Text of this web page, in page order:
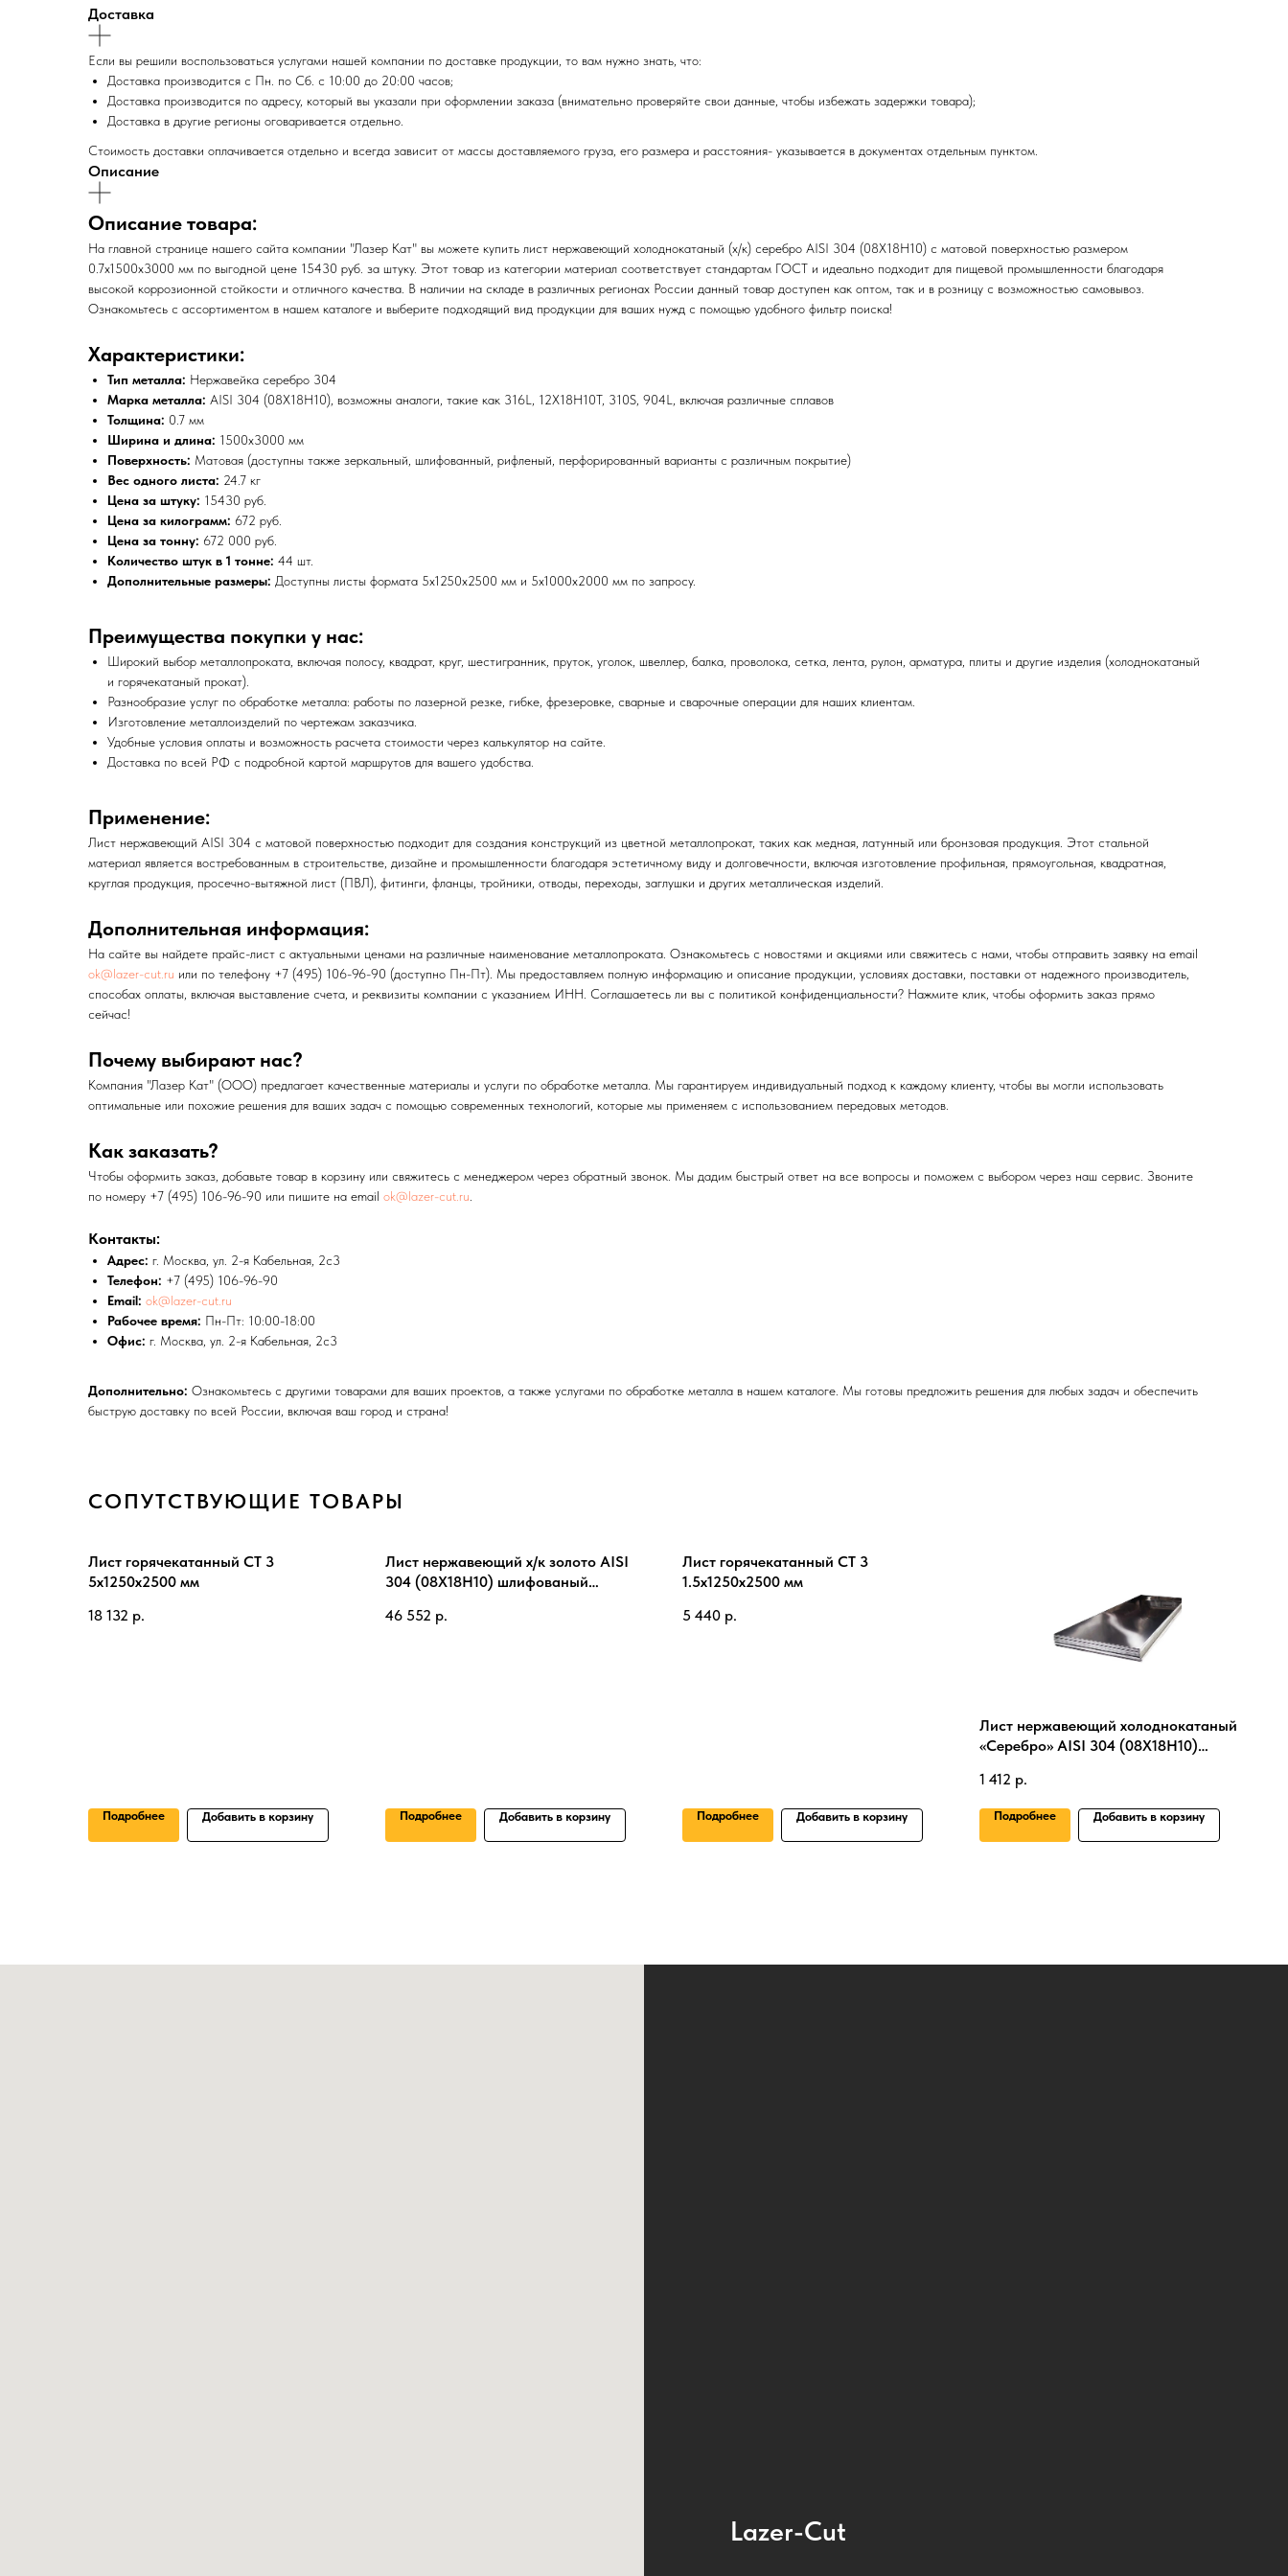
Доставка
Если вы решили воспользоваться услугами нашей компании по доставке продукции, то вам нужно знать, что:
Доставка производится с Пн. по Сб. с 10:00 до 20:00 часов;
Доставка производится по адресу, который вы указали при оформлении заказа (внимательно проверяйте свои данные, чтобы избежать задержки товара);
Доставка в другие регионы оговаривается отдельно.
Стоимость доставки оплачивается отдельно и всегда зависит от массы доставляемого груза, его размера и расстояния- указывается в документах отдельным пунктом.
Описание
Описание товара:
На главной странице нашего сайта компании "Лазер Кат" вы можете купить лист нержавеющий холоднокатаный (х/к) серебро AISI 304 (08Х18Н10) с матовой поверхностью размером
0.7х1500х3000 мм по выгодной цене 15430 руб. за штуку. Этот товар из категории материал соответствует стандартам ГОСТ и идеально подходит для пищевой промышленности благодаря
высокой коррозионной стойкости и отличного качества. В наличии на складе в различных регионах России данный товар доступен как оптом, так и в розницу с возможностью самовывоз.
Ознакомьтесь с ассортиментом в нашем каталоге и выберите подходящий вид продукции для ваших нужд с помощью удобного фильтр поиска!
Характеристики:
Тип металла: Нержавейка серебро 304
Марка металла: AISI 304 (08Х18Н10), возможны аналоги, такие как 316L, 12Х18Н10Т, 310S, 904L, включая различные сплавов
Толщина: 0.7 мм
Ширина и длина: 1500х3000 мм
Поверхность: Матовая (доступны также зеркальный, шлифованный, рифленый, перфорированный варианты с различным покрытие)
Вес одного листа: 24.7 кг
Цена за штуку: 15430 руб.
Цена за килограмм: 672 руб.
Цена за тонну: 672 000 руб.
Количество штук в 1 тонне: 44 шт.
Дополнительные размеры: Доступны листы формата 5х1250х2500 мм и 5х1000х2000 мм по запросу.
Преимущества покупки у нас:
Широкий выбор металлопроката, включая полосу, квадрат, круг, шестигранник, пруток, уголок, швеллер, балка, проволока, сетка, лента, рулон, арматура, плиты и другие изделия (холоднокатаный
и горячекатаный прокат).
Разнообразие услуг по обработке металла: работы по лазерной резке, гибке, фрезеровке, сварные и сварочные операции для наших клиентам.
Изготовление металлоизделий по чертежам заказчика.
Удобные условия оплаты и возможность расчета стоимости через калькулятор на сайте.
Доставка по всей РФ с подробной картой маршрутов для вашего удобства.
Применение:
Лист нержавеющий AISI 304 с матовой поверхностью подходит для создания конструкций из цветной металлопрокат, таких как медная, латунный или бронзовая продукция. Этот стальной
материал является востребованным в строительстве, дизайне и промышленности благодаря эстетичному виду и долговечности, включая изготовление профильная, прямоугольная, квадратная,
круглая продукция, просечно-вытяжной лист (ПВЛ), фитинги, фланцы, тройники, отводы, переходы, заглушки и других металлическая изделий.
Дополнительная информация:
На сайте вы найдете прайс-лист с актуальными ценами на различные наименование металлопроката. Ознакомьтесь с новостями и акциями или свяжитесь с нами, чтобы отправить заявку на email
ok@lazer-cut.ru или по телефону +7 (495) 106-96-90 (доступно Пн-Пт). Мы предоставляем полную информацию и описание продукции, условиях доставки, поставки от надежного производитель,
способах оплаты, включая выставление счета, и реквизиты компании с указанием ИНН. Соглашаетесь ли вы с политикой конфиденциальности? Нажмите клик, чтобы оформить заказ прямо
сейчас!
Почему выбирают нас?
Компания "Лазер Кат" (ООО) предлагает качественные материалы и услуги по обработке металла. Мы гарантируем индивидуальный подход к каждому клиенту, чтобы вы могли использовать
оптимальные или похожие решения для ваших задач с помощью современных технологий, которые мы применяем с использованием передовых методов.
Как заказать?
Чтобы оформить заказ, добавьте товар в корзину или свяжитесь с менеджером через обратный звонок. Мы дадим быстрый ответ на все вопросы и поможем с выбором через наш сервис. Звоните
по номеру +7 (495) 106-96-90 или пишите на email ok@lazer-cut.ru
Контакты:
Адрес: г. Москва, ул. 2-я Кабельная, 2с3
Телефон: +7 (495) 106-96-90
Email: ok@lazer-cut.ru
Рабочее время: Пн-Пт: 10:00-18:00
Офис: г. Москва, ул. 2-я Кабельная, 2с3
Дополнительно: Ознакомьтесь с другими товарами для ваших проектов, а также услугами по обработке металла в нашем каталоге. Мы готовы предложить решения для любых задач и обеспечить
быструю доставку по всей России, включая ваш город и страна!
СОПУТСТВУЮЩИЕ ТОВАРЫ
Лист горячекатанный СТ 3
5х1250х2500 мм
18 132 р.
Подробнее Добавить в корзину
Лист нержавеющий х/к золото AISI
304 (08Х18Н10) шлифованый
46 552 р.
Подробнее Добавить в корзину
Лист горячекатанный СТ 3
1.5х1250х2500 мм
5 440 р.
Подробнее Добавить в корзину
Лист нержавеющий холоднокатаный
«Серебро» AISI 304 (08Х18Н10)
1 412 р.
Подробнее Добавить в корзину
Lazer-Cut